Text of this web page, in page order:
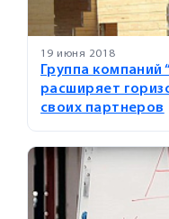
19 июня 2018
Группа компаний
расширяет
своих партнеров